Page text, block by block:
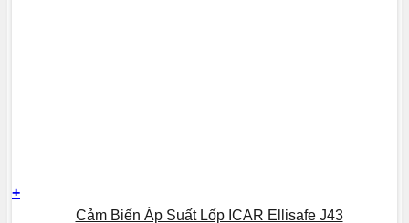
+
Cảm Biến Áp Suất Lốp ICAR Ellisafe J43